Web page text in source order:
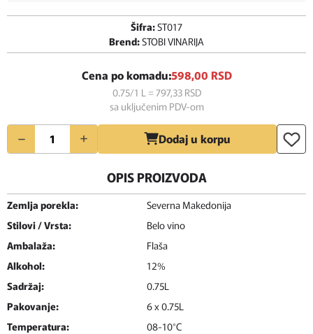
Šifra:ST017
Brend:STOBI VINARIJA
Cena po komadu:598,00 RSD
0.75/1 L = 797,33 RSD
sa uključenim PDV-om
Količina Dodaj u korpu
OPIS PROIZVODA
Zemlja porekla:
Severna Makedonija
Stilovi / Vrsta:
Belo vino
Ambalaža:
Flaša
Alkohol:
12%
Sadržaj:
0.75L
Pakovanje:
6 x 0.75L
Temperatura:
08-10°C